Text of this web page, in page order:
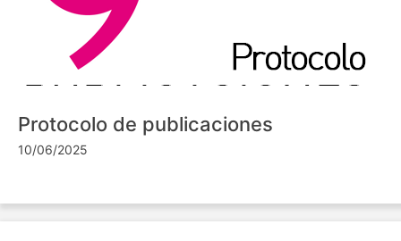
Protocolo de publicaciones
10/06/2025